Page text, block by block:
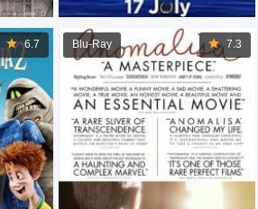
7.3
Blu-Ray
6.7